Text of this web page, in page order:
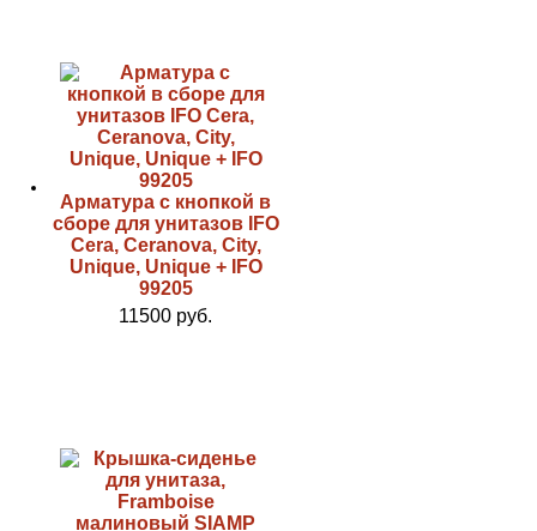
Арматура с кнопкой в
сборе для унитазов IFO
Cera, Ceranova, City,
Unique, Unique + IFO
99205
11500 руб.